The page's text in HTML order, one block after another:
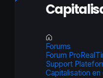
Forums
Forum
Support
Capitalisation